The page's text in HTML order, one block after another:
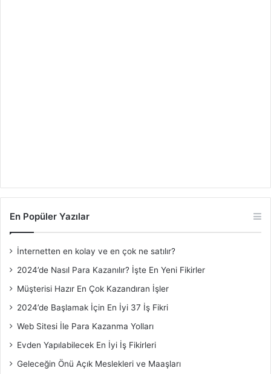
En Popüler Yazılar
İnternetten en kolay ve en çok ne satılır?
2024’de Nasıl Para Kazanılır? İşte En Yeni Fikirler
Müşterisi Hazır En Çok Kazandıran İşler
2024’de Başlamak İçin En İyi 37 İş Fikri
Web Sitesi İle Para Kazanma Yolları
Evden Yapılabilecek En İyi İş Fikirleri
Geleceğin Önü Açık Meslekleri ve Maaşları